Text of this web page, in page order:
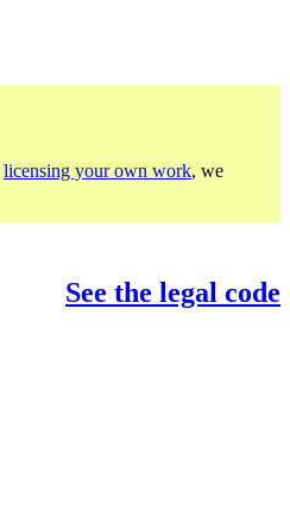
licensing your own work, we
See the legal code